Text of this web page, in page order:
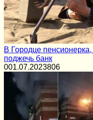
В Городце
поджечь банк
001.07.2023806